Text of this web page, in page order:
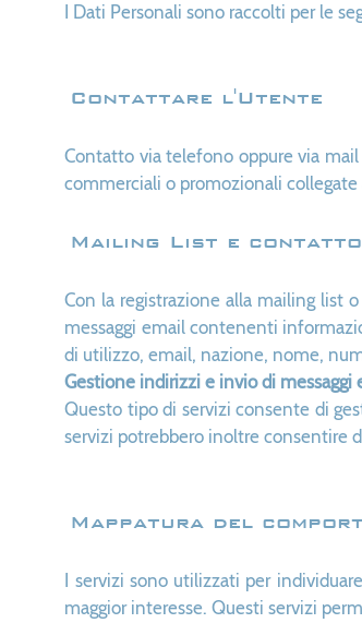
I Dati Personali sono raccolti per le
Contattare l'Utente
Contatto via telefono oppure via
commerciali o promozionali
Mailing List e
Con la registrazione alla mailing list
messaggi email contenenti
di utilizzo, email, nazione, nome,
Gestione indirizzi e invio di messaggi
Questo tipo di servizi consente di
servizi potrebbero inoltre consentire
Mappatura del
I servizi sono utilizzati per
maggior interesse. Questi servizi